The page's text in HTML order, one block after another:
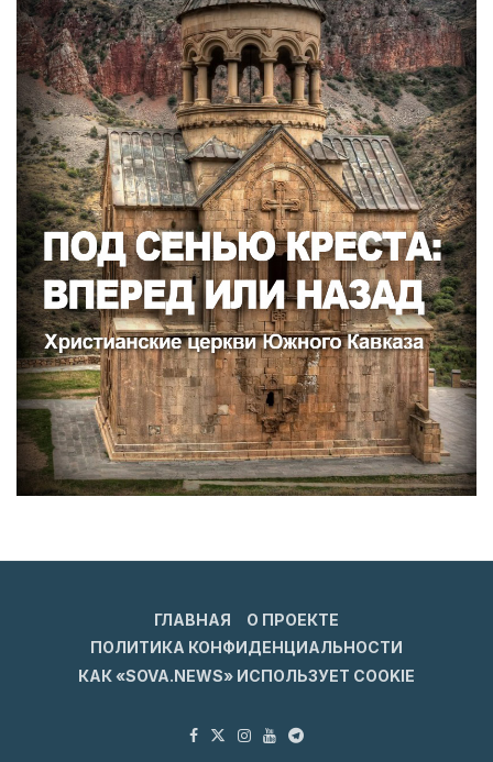
ГЛАВНАЯ
О ПРОЕКТЕ
ПОЛИТИКА КОНФИДЕНЦИАЛЬНОСТИ
КАК «SOVA.NEWS» ИСПОЛЬЗУЕТ COOKIE